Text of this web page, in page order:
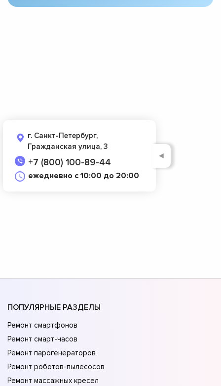
г. Санкт-Петербург,
Гражданская улица, 3
+7 (800) 100-89-44
ежедневно с 10:00 до 20:00
◄
ПОПУЛЯРНЫЕ РАЗДЕЛЫ
Ремонт смартфонов
Ремонт смарт-часов
Ремонт парогенераторов
Ремонт роботов-пылесосов
Ремонт массажных кресел